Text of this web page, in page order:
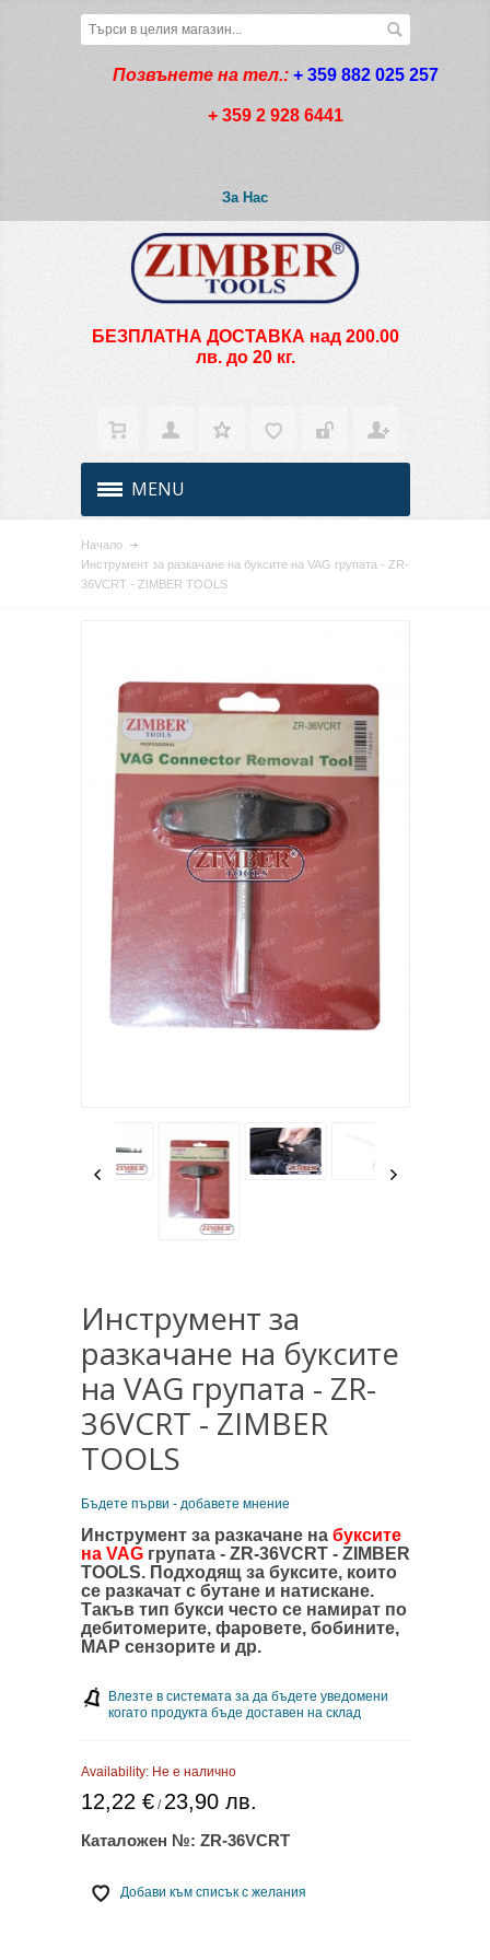
Позвънете на тел.: + 359 882 025 257
+ 359 2 928 6441
За Нас
БЕЗПЛАТНА ДОСТАВКА над 200.00
лв. до 20 кг.
MENU
Начало
Инструмент за разкачане на буксите на VAG групата - ZR-
36VCRT - ZIMBER TOOLS
Инструмент за
разкачане на буксите
на VAG групата - ZR-
36VCRT - ZIMBER
TOOLS
Бъдете първи - добавете мнение
Инструмент за разкачане на буксите
на VAGгрупата - ZR-36VCRT - ZIMBER
TOOLS. Подходящ за буксите, които
се разкачат с бутане и натискане.
Такъв тип букси често се намират по
дебитомерите, фаровете, бобините,
MAP сензорите и др.
Влезте в системата за да бъдете уведомени
когато продукта бъде доставен на склад
Availability: Не е налично
12,22 €/ 23,90 лв.
Каталожен №: ZR-36VCRT
Добави към списък с желания